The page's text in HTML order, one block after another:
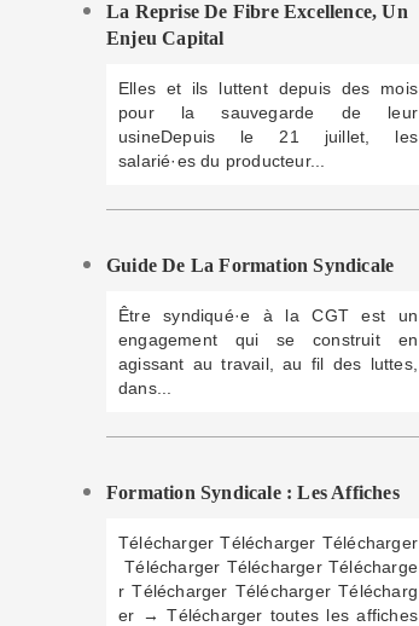
La Reprise De Fibre Excellence, Un
Enjeu Capital
Elles et ils luttent depuis des mois
pour la sauvegarde de leur
usineDepuis le 21 juillet, les
salarié·es du producteur...
Guide De La Formation Syndicale
Être syndiqué·e à la CGT est un
engagement qui se construit en
agissant au travail, au fil des luttes,
dans...
Formation Syndicale : Les Affiches
Télécharger Télécharger Télécharger
Télécharger Télécharger Télécharge
r Télécharger Télécharger Télécharg
er → Télécharger toutes les affiches